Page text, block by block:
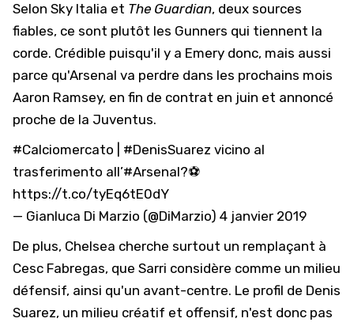
Selon Sky Italia et The Guardian, deux sources
fiables, ce sont plutôt les Gunners qui tiennent la
corde. Crédible puisqu'il y a Emery donc, mais aussi
parce qu'Arsenal va perdre dans les prochains mois
Aaron Ramsey, en fin de contrat en juin et annoncé
proche de la Juventus.
#Calciomercato
#DenisSuarez vicino al
trasferimento all’#Arsenal?⚽️
https://t.co/tyEq6tE0dY
— Gianluca Di Marzio (@DiMarzio) 4 janvier 2019
De plus, Chelsea cherche surtout un remplaçant à
Cesc Fabregas, que Sarri considère comme un milieu
défensif, ainsi qu'un avant-centre. Le profil de Denis
Suarez, un milieu créatif et offensif, n'est donc pas